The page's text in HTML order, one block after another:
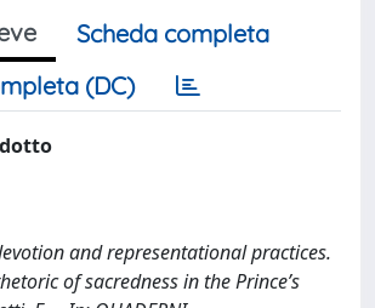
Scheda completa
(DC)
and representational practices.
of sacredness in the Prince’s